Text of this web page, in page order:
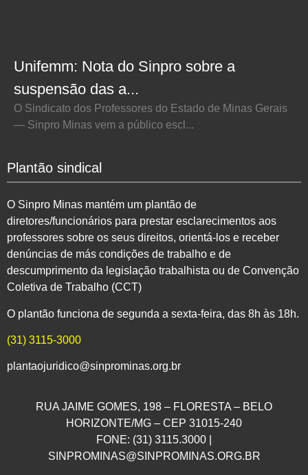
Unifemm: Nota do Sinpro sobre a
suspensão das a...
O Sindicato dos Professores do Estado de Minas Gerais
— Sinpro Minas vem a público escl...
Plantão sindical
O Sinpro Minas mantém um plantão de
diretores/funcionários para prestar esclarecimentos aos
professores sobre os seus direitos, orientá-los e receber
denúncias de más condições de trabalho e de
descumprimento da legislação trabalhista ou de Convenção
Coletiva de Trabalho (CCT)
O plantão funciona de segunda a sexta-feira, das 8h às 18h.
(31) 3115-3000
plantaojuridico@sinprominas.org.br
RUA JAIME GOMES, 198 – FLORESTA – BELO
HORIZONTE/MG – CEP 31015-240
FONE: (31) 3115.3000 |
SINPROMINAS@SINPROMINAS.ORG.BR